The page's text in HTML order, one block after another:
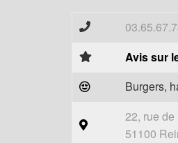
Avis sur
Burgers,
22, rue
51100